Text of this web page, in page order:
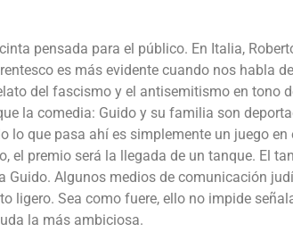
pensada para el público. En Italia,
es más evidente cuando nos habla
del fascismo y el antisemitismo en tono
la comedia: Guido y su familia son
lo que pasa ahí es simplemente un juego
el premio será la llegada de un tanque. El
Guido. Algunos medios de comunicación
ligero. Sea como fuere, ello no impide
la más ambiciosa.